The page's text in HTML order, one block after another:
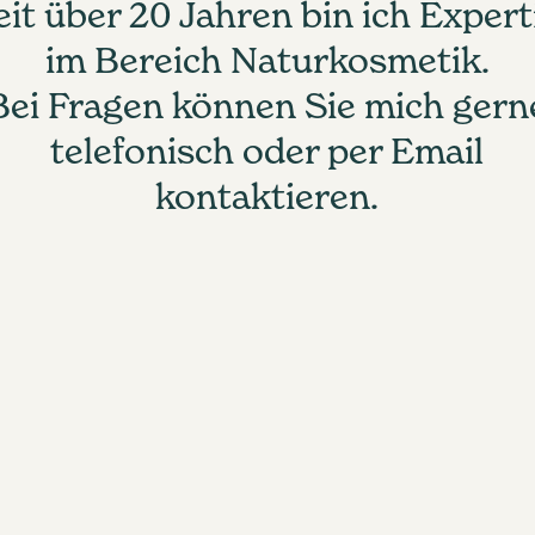
über 20 Jahren bin ich
im Bereich Naturkosmetik.
Fragen können Sie mich
telefonisch oder per Email
kontaktieren.